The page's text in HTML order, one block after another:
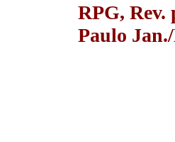
RPG, Rev.
Paulo